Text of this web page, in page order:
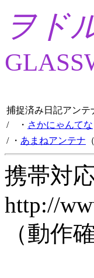
ヲド
捕捉済み日記アンテ
/ ・ さかにゃんてな
/ ・ あまねアンテナ
携帯対
http://
（動作